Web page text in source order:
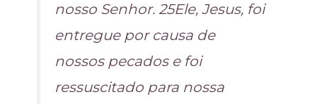
nosso Senhor. 25Ele, Jesus, foi
entregue por causa de
nossos pecados e foi
ressuscitado para nossa